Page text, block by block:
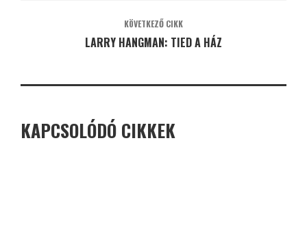
KÖVETKEZŐ CIKK
LARRY HANGMAN: TIED A HÁZ
KAPCSOLÓDÓ CIKKEK